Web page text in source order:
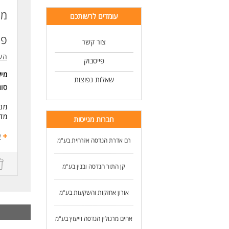
עומדים לרשותכם
צור קשר
פייסבוק
שאלות נפוצות
חברות מגייסות
רם אדרת הנדסה אזרחית בע"מ
קן התור הנדסה ובנין בע"מ
אורון אחזקות והשקעות בע"מ
אחים מרגולין הנדסה וייעוץ בע"מ